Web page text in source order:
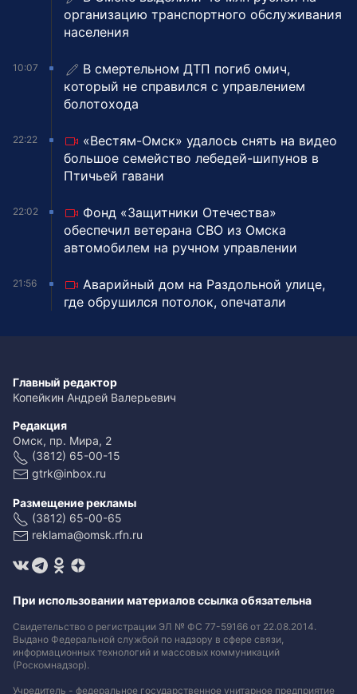
организацию транспортного обслуживания
населения
10:07
В смертельном ДТП погиб омич,
который не справился с управлением
болотохода
22:22
«Вестям-Омск» удалось снять на видео
большое семейство лебедей-шипунов в
Птичьей гавани
22:02
Фонд «Защитники Отечества»
обеспечил ветерана СВО из Омска
автомобилем на ручном управлении
21:56
Аварийный дом на Раздольной улице,
где обрушился потолок, опечатали
Главный редактор
Копейкин Андрей Валерьевич
Редакция
Омск, пр. Мира, 2
(3812) 65-00-15
gtrk@inbox.ru
Размещение рекламы
(3812) 65-00-65
reklama@omsk.rfn.ru
При использовании материалов ссылка обязательна
Свидетельство о регистрации ЭЛ № ФС 77-59166 от 22.08.2014.
Выдано Федеральной службой по надзору в сфере связи,
информационных технологий и массовых коммуникаций
(Роскомнадзор).
Учредитель - федеральное государственное унитарное предприятие